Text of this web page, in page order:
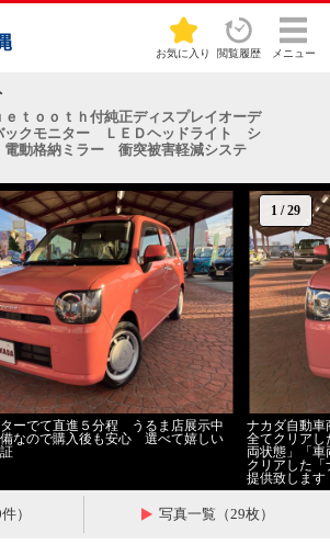
お気に入り 閲覧履歴 メニュー
ｔｏｏｔｈ付純正ディスプレイオーデ
クモニター ＬＥＤヘッドライト シ
動格納ミラー 衝突被害軽減システ
1 /29
ーでて直進５分程 うるま店展示中
なので購入後も安心 選べて嬉しい
ナカダ自動車
全てクリアし
両状態」「車
クリアした
提供致します
） 写真一覧（29枚）